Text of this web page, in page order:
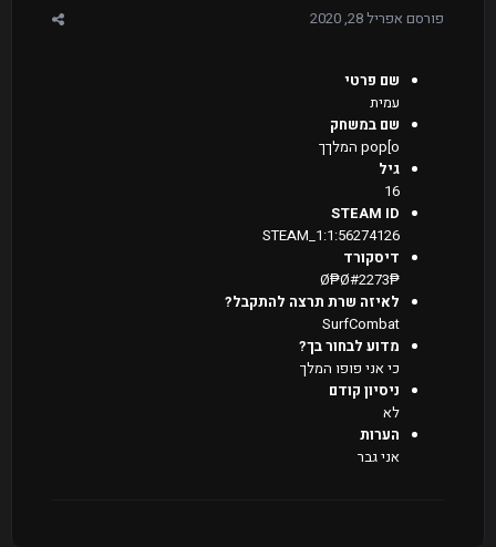
פורסם אפריל 28, 2020
שם פרטי
עמית
שם במשחק
pop[o המלךך
גיל
16
STEAM ID
STEAM_1:1:56274126
דיסקורד
₱Ø₱Ø#2273
לאיזה שרת תרצה להתקבל?
SurfCombat
מדוע לבחור בך?
כי אני פופו המלך
ניסיון קודם
לא
הערות
אני גבר